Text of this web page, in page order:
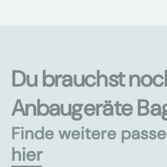
Du brauchst
Anbaugeräte
Finde weitere
hier